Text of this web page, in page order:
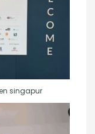
singapur